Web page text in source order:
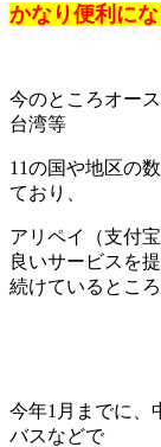
かなり便利にな
今のところオー
台湾等
11の国や地区の
ており、
アリペイ（支付
良いサービスを
続けているところ
今年1月までに、
バスなどで